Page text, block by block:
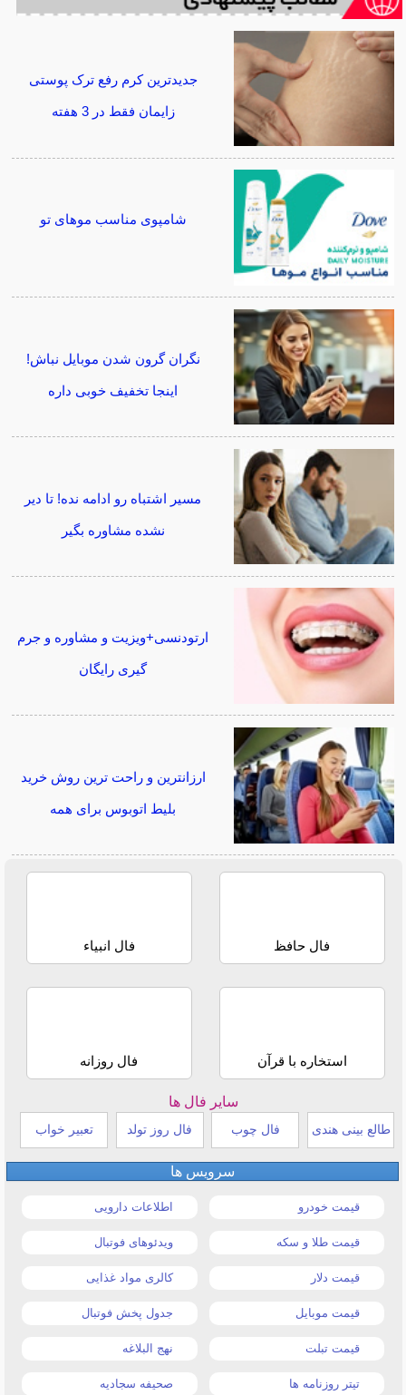
جدیدترین کرم رفع ترک پوستی
زایمان فقط در 3 هفته
شامپوی مناسب موهای تو
نگران گرون شدن موبایل نباش!
اینجا تخفیف خوبی داره
مسیر اشتباه رو ادامه نده! تا دیر
نشده مشاوره بگیر
ارتودنسی+ویزیت و مشاوره و جرم
گیری رایگان
ارزانترین و راحت ترین روش خرید
بلیط اتوبوس برای همه
فال حافظ فال انبیاء
استخاره با قرآن فال روزانه
سایر فال ها
طالع بینی هندی فال چوب فال روز تولد تعبیر خواب
سرویس ها
قیمت خودرو اطلاعات دارویی
قیمت طلا و سکه ویدئوهای فوتبال
قیمت دلار کالری مواد غذایی
قیمت موبایل جدول پخش فوتبال
قیمت تبلت نهج البلاغه
تیتر روزنامه ها صحیفه سجادیه